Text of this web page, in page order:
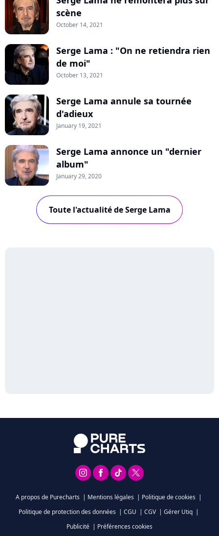
scène
October 14, 2021
Serge Lama : "On ne retiendra rien
de moi"
October 13, 2021
Serge Lama annule sa tournée
d'adieux
January 19, 2021
Serge Lama annonce un "dernier
album"
January 29, 2020
Toute l'actualité de Serge Lama
A propos de Purecharts | Mentions légales | Politique de cookies |
Politique de protection des données | CGU | CGV | Gérer Utiq |
Publicité | Préférences cookies